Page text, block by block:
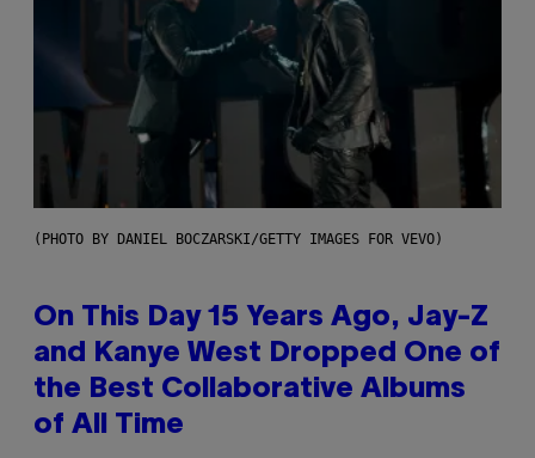
(PHOTO BY DANIEL BOCZARSKI/GETTY IMAGES FOR VEVO)
On This Day 15 Years Ago, Jay-Z
and Kanye West Dropped One of
the Best Collaborative Albums
of All Time